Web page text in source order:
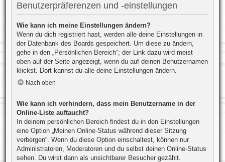
Benutzerpräferenzen und -einstellungen
Wie kann ich meine Einstellungen ändern?
Wenn du dich registriert hast, werden alle deine Einstellungen in
der Datenbank des Boards gespeichert. Um diese zu ändern,
gehe in den „Persönlichen Bereich“; der Link dazu wird meist
oben auf der Seite angezeigt, wenn du auf deinen Benutzernamen
klickst. Dort kannst du alle deine Einstellungen ändern.
Nach oben
Wie kann ich verhindern, dass mein Benutzername in der
Online-Liste auftaucht?
In deinem persönlichen Bereich findest du in den Einstellungen
eine Option „Meinen Online-Status während dieser Sitzung
verbergen“. Wenn du diese Option einschaltest, können nur
Administratoren, Moderatoren und du selbst deinen Online-Status
sehen. Du wirst dann als unsichtbarer Besucher gezählt.